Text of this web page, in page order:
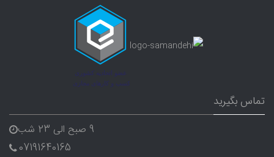
تماس بگیرید
9 صبح الی 23 شب
07191640165